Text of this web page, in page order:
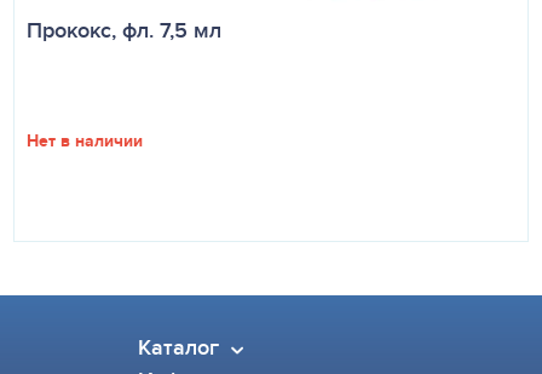
Прококс, фл. 7,5 мл
Нет в наличии
Каталог